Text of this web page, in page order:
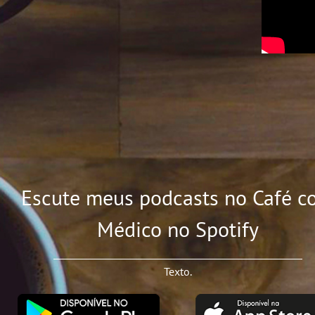
Escute meus podcasts no Café
Médico no Spotify
Texto.